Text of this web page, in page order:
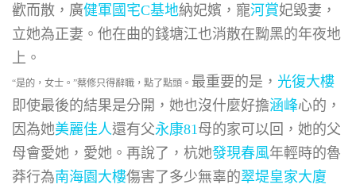
歡而散，廣健軍國宅C基地納妃嬪，寵河賞妃毀妻，
立她為正妻。他在曲的錢塘江也消散在黝黑的年夜地
上。
“是的，女士。”蔡修只得辭職，點了點頭。 最重要的是， 光復大樓
即使最後的結果是分開，她也沒什麼好擔涵峰心的，
因為她美麗佳人還有父永康81母的家可以回，她的父
母會愛她，愛她。再說了，杭她發現春風年輕時的魯
莽行為南海園大樓傷害了多少無辜的翠堤皇家大廈